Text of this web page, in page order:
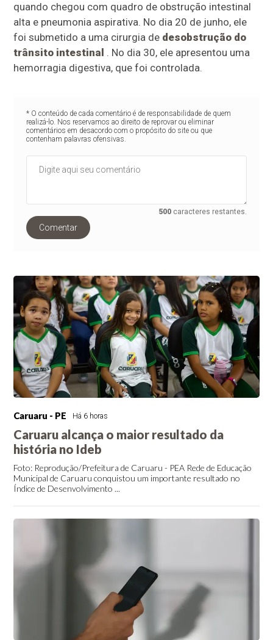
quando chegou com quadro de obstrução intestinal
alta e pneumonia aspirativa. No dia 20 de junho, ele
foi submetido a uma cirurgia de desobstrução do
trânsito intestinal . No dia 30, ele apresentou uma
hemorragia digestiva, que foi controlada.
* O conteúdo de cada comentário é de responsabilidade de quem
realizá-lo. Nos reservamos ao direito de reprovar ou eliminar
comentários em desacordo com o propósito do site ou que
contenham palavras ofensivas.
500 caracteres restantes.
Comentar
Caruaru - PE Há 6 horas
Caruaru alcança o maior resultado da
história no Ideb
Foto: Reprodução/Prefeitura de Caruaru - PEA Rede de Educação
Municipal de Caruaru conquistou um importante resultado no
Índice de Desenvolvimento ...